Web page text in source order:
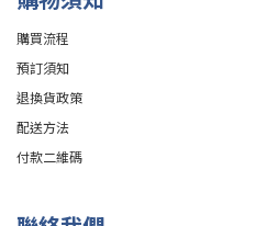
購買流程
預訂須知
退換貨政策
配送方法
付款二維碼